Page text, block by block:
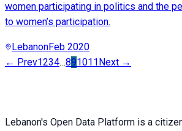
women participating in politics and the
to women’s participation.
LebanonFeb 2020
← Prev1234…891011 Next →
Lebanon's Open Data Platform is a